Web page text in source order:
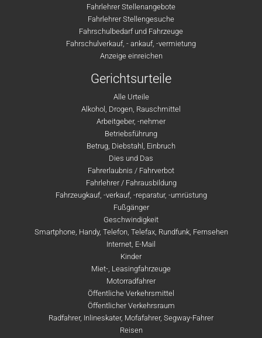
Fahrlehrer Stellenangebote
Fahrlehrer Stellengesuche
Fahrschulbedarf und Fahrzeuge
Fahrschulverkauf, - ankauf, -vermietung
Anzeige einreichen
Gerichtsurteile
Alle Urteile
Alkohol, Drogen, Rauschmittel
Arbeitgeber, -nehmer
Betriebsführung
Betrug, Diebstahl, Einbruch
Dies und Das
Fahrerlaubnis / Fahrverbot
Fahrlehrer / Fahrausbildung
Fahrzeugkauf, -verkauf, -reparatur, -umrüstung
Fußgänger
Geschwindigkeit
Smartphone, Handy, Telefon, Telefax, Rundfunk, Fernsehen
Internet, E-Mail
Kinder
Miet-, Leasingfahrzeuge
Motorradfahrer
Öffentliche Verkehrsmittel
Öffentlicher Verkehrsraum
Radfahrer, Inlineskater, Mofafahrer, Segway-Fahrer
Reisen